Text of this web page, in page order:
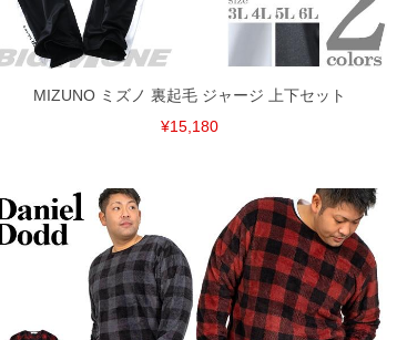
がない様最大
ださい。
品が対象。
ている、極
了承くださ
MIZUNO ミズノ 裏起毛 ジャージ 上下セット
¥15,180